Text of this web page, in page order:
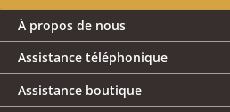
À propos de nous
Assistance téléphonique
Assistance boutique